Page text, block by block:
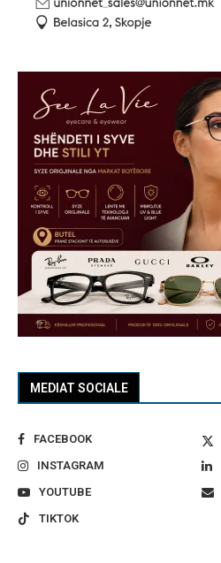
MEDIAT SOCIALE
FACEBOOK
INSTAGRAM
YOUTUBE
TIKTOK